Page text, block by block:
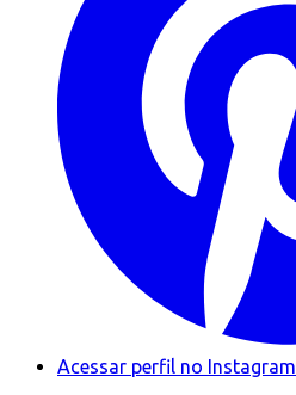
Acessar perfil no Instagram